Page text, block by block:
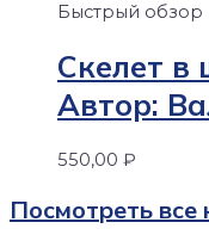
Быстрый обзор
Скелет в
Автор:
550,00 ₽
Посмотреть все